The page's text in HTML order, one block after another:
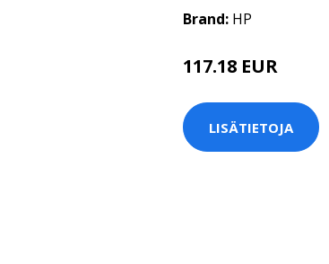
Brand: HP
117.18 EUR
LISÄTIETOJA